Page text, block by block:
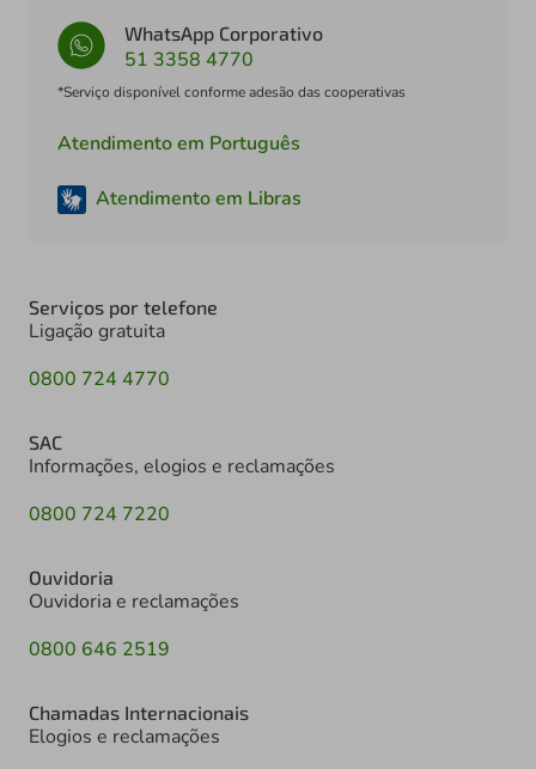
WhatsApp Corporativo
51 3358 4770
*Serviço disponível conforme adesão das cooperativas
Atendimento em Português
Atendimento em Libras
Serviços por telefone
Ligação gratuita
0800 724 4770
SAC
Informações, elogios e reclamações
0800 724 7220
Ouvidoria
Ouvidoria e reclamações
0800 646 2519
Chamadas Internacionais
Elogios e reclamações